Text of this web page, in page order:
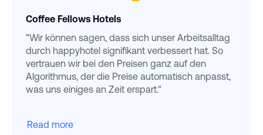
Coffee Fellows Hotels
"Wir können sagen, dass sich unser Arbeitsalltag
durch happyhotel signifikant verbessert hat. So
vertrauen wir bei den Preisen ganz auf den
Algorithmus, der die Preise automatisch anpasst,
was uns einiges an Zeit erspart."
Read more